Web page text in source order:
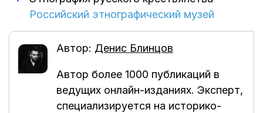
Российский этнографический музей
Автор: Денис Блинцов
Автор более 1000 публикаций в
ведущих онлайн-изданиях. Эксперт,
специализируется на историко-